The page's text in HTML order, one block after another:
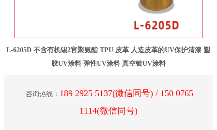
L-6205D 不含有机锡2官聚氨酯 TPU 皮革 人造皮革的UV保护清漆 塑
胶UV涂料 弹性UV涂料 真空镀UV涂料
咨询热线： 189 2925 5137(微信同号) / 150 0765
1114(微信同号)